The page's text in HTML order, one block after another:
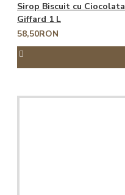
Sirop Biscuit cu Ciocolata
Giffard 1 L
58,50RON